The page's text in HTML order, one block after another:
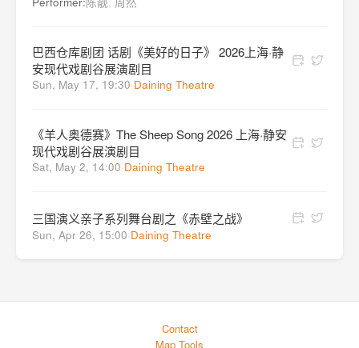
巴西仓库剧团 话剧《美好的日子》 2026上海·静
安现代戏剧谷展演剧目
Sun, May 17, 19:30·Daining Theatre
《羊人奥德赛》The Sheep Song 2026 上海·静安
现代戏剧谷展演剧目
Sat, May 2, 14:00·Daining Theatre
三国演义亲子系列舞台剧之《赤壁之战》
Sun, Apr 26, 15:00·Daining Theatre
Contact
Map Tools